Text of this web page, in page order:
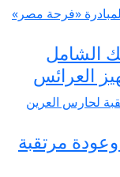
2026.. دليلك الشامل
العرائس
مرتقبة